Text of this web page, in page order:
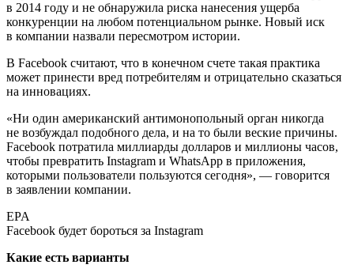
в 2014 году и не обнаружила риска нанесения ущерба
конкуренции на любом потенциальном рынке. Новый иск
в компании назвали пересмотром истории.
В Facebook считают, что в конечном счете такая практика
может принести вред потребителям и отрицательно сказаться
на инновациях.
«Ни один американский антимонопольный орган никогда
не возбуждал подобного дела, и на то были веские причины.
Facebook потратила миллиарды долларов и миллионы часов,
чтобы превратить Instagram и WhatsApp в приложения,
которыми пользователи пользуются сегодня», — говорится
в заявлении компании.
EPA
Facebook будет бороться за Instagram
Какие есть варианты